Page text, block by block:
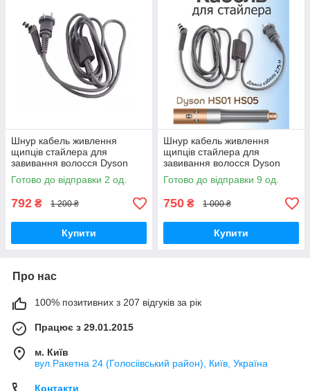
Шнур кабель живлення
щипців стайлера для
завивання волосся Dyson
Airwrap HS01 HS05 HS08
Готово до відправки 2 од.
792 ₴ 1 200 ₴
Купити
Шнур кабель живлення
щипців стайлера для
завивання волосся Dyson
Airwrap HS01 HS05 HS08
Готово до відправки 9 од.
750 ₴ 1 000 ₴
Купити
Про нас
100% позитивних з 207 відгуків за рік
Працює з 29.01.2015
м. Київ
вул.Ракетна 24 (Голосіівський район), Київ, Україна
Контакти